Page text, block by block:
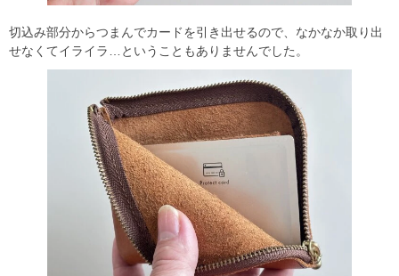
切込み部分からつまんでカードを引き出せるので、なかなか取り出
せなくてイライラ…ということもありませんでした。